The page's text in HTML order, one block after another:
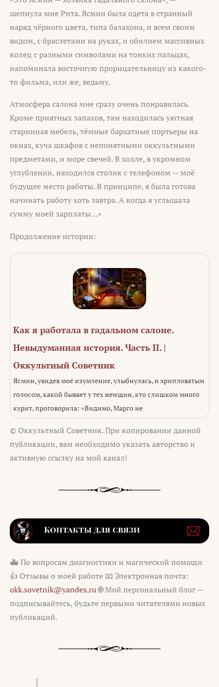
шепнула мне Рита. Ясмин была одета в странный
наряд чёрного цвета, типа балахона, и всем своим
видом, с браслетами на руках, и обилием массивных
колец с разными символами на тонких пальцах,
напоминала восточную прорицательницу из какого-
то фильма, или же, ведьму.
Атмосфера салона мне сразу очень понравилась.
Кроме приятных запахов, там находилась уютная
старинная мебель, тёмные бархатные портьеры на
окнах, куча шкафов с непонятными оккультными
предметами, и море свечей. В холле, в укромном
углублении, находился столик с телефоном — моё
будущее место работы. В принципе, я была готова
начинать работу хоть завтра. А когда я услышала
сумму моей зарплаты…»
Продолжение истории:
Как я работала в гадальном салоне.
Невыдуманная история. Часть II. |
Оккультный Советник
Ясмин, увидев моё изумление, улыбнулась, и хрипловатым
голосом, какой бывает у тех женщин, кто слишком много
курит, проговорила: «Видимо, Марго не
© Оккультный Советник. При копировании данной
публикации, вам необходимо указать авторство и
активную ссылку на мой канал!
🚑 По вопросам диагностики и магической помощи
👍 Отзывы о моей работе 📧 Электронная почта:
okk.sovetnik@yandex.ru🌐 Мой персональный блог —
подписывайтесь, будьте первыми читателями новых
публикаций.